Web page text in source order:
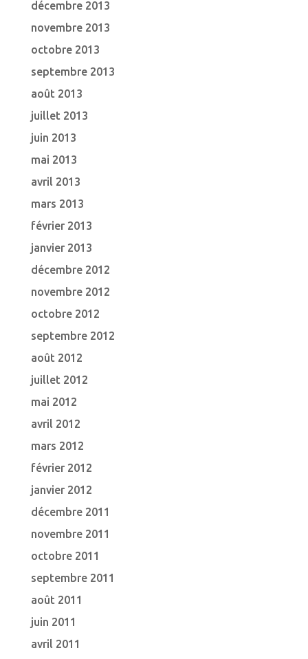
décembre 2013
novembre 2013
octobre 2013
septembre 2013
août 2013
juillet 2013
juin 2013
mai 2013
avril 2013
mars 2013
février 2013
janvier 2013
décembre 2012
novembre 2012
octobre 2012
septembre 2012
août 2012
juillet 2012
mai 2012
avril 2012
mars 2012
février 2012
janvier 2012
décembre 2011
novembre 2011
octobre 2011
septembre 2011
août 2011
juin 2011
avril 2011